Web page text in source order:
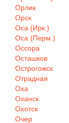
Орлик
Орск
Оса (Ирк.)
Оса (Перм.)
Оссора
Осташков
Острогожск
Отрадная
Оха
Оханск
Охотск
Очер